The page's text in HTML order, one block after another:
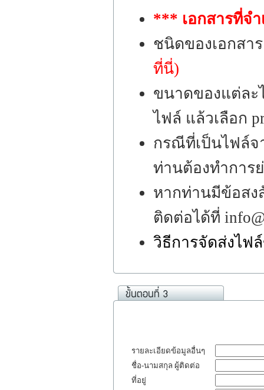
*** เอกสารที่จ
ชนิดของเอกสา
ที่นี่)
ขนาดของแต่ละ
ไฟล์ แล้วเลือก
กรณีที่เป็นไฟล์
ท่านต้องทำการ
หากท่านมีข้อสง
ติดต่อได้ที่
วิธีการจัดส่งไฟ
รายละเอียดข้อมูลอื่นๆ
ชื่อ-นามสกุล ผู้ติดต่อ
ที่อยู่